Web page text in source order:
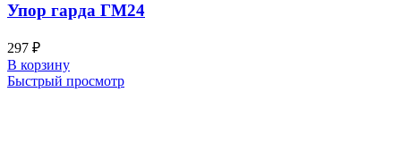
Упор гарда ГМ24
297 ₽
В корзину
Быстрый просмотр